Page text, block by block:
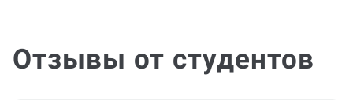
Отзывы от студентов